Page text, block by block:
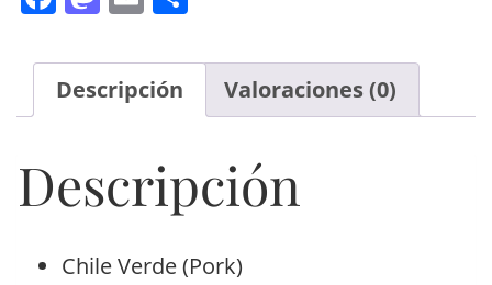
Descripción Valoraciones (0)
Descripción
Chile Verde (Pork)